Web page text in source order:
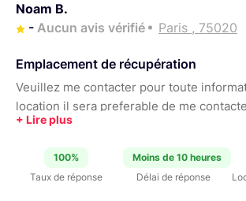
Noam B.
- Aucun avis vérifié Paris , 75020
Emplacement de récupération
Veuillez me contacter pour toute
location il sera preferable de me
l'avance.
100%
Taux de réponse
Moins de 10 heures
Délai de réponse